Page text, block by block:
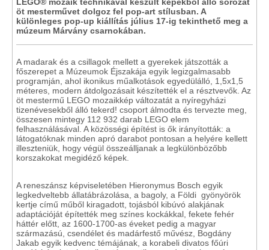
öt mesterművet dolgoz fel pop-art stílusban. A
különleges pop-up kiállítás július 17-ig tekinthető meg a
múzeum Márvány csarnokában.
A madarak és a csillagok mellett a gyerekek játszották a
főszerepet a Múzeumok Éjszakája egyik legizgalmasabb
programján, ahol ikonikus műalkotások egyedülálló, 1,5x1,5
méteres, modern átdolgozásait készítették el a résztvevők. Az
öt mestermű LEGO mozaikkép változatát a nyíregyházi
tizenévesekből álló tekerd! csoport álmodta és tervezte meg,
összesen mintegy 112 932 darab LEGO elem
felhasználásával. A közösségi építést is ők irányították: a
látogatóknak minden apró darabot pontosan a helyére kellett
illeszteniük, hogy végül összeálljanak a legkülönbözőbb
korszakokat megidéző képek.
A reneszánsz képviseletében Hieronymus Bosch egyik
legkedveltebb állatábrázolása, a bagoly, a Földi gyönyörök
kertje című műből kiragadott, tojásból kibúvó alakjának
adaptációját építették meg színes kockákkal, fekete fehér
háttér előtt, az 1600-1700-as éveket pedig a magyar
származású, csendélet és madárfestő művész, Bogdány
Jakab egyik kedvenc témájának, a korabeli divatos főúri